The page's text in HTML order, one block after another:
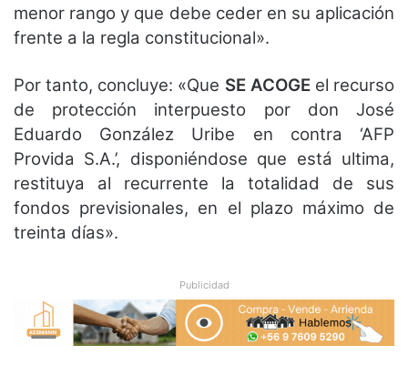
menor rango y que debe ceder en su aplicación
frente a la regla constitucional».
Por tanto, concluye: «Que SE ACOGEel recurso
de protección interpuesto por don José
Eduardo González Uribe en contra ‘AFP
Provida S.A.’, disponiéndose que está ultima,
restituya al recurrente la totalidad de sus
fondos previsionales, en el plazo máximo de
treinta días».
Publicidad